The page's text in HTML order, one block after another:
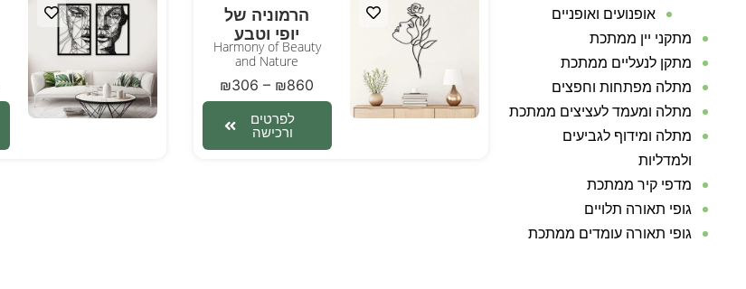
אופנועים ואופניים
מתקני יין ממתכת
מתקן לנעליים ממתכת
מתלה מפתחות וחפצים
מתלה ומעמד לעציצים ממתכת
מתלה ומידוף לגביעים
ולמדליות
מדפי קיר ממתכת
גופי תאורה תלויים
גופי תאורה עומדים ממתכת
הרמוניה של
יופי וטבע
Harmony of Beauty
and Nature
₪306 – ₪860
לפרטים
ורכישה